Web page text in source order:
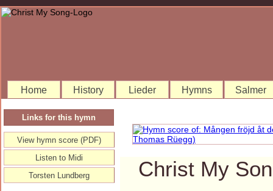
Home History Lieder Hymns Salmer
Christ My
Links for this hymn
View hymn score (PDF)
Listen to Midi
Torsten Lundberg